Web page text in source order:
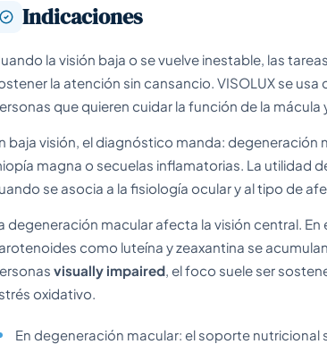
Indicaciones
la visión baja o se vuelve inestable, las
la atención sin cansancio. VISOLUX se
que quieren cuidar la función de la mácula
baja visión, el diagnóstico manda:
magna o secuelas inflamatorias. La utilidad
se asocia a la fisiología ocular y al tipo de
degeneración macular afecta la visión central.
como luteína y zeaxantina se
visually impaired , el foco suele ser
oxidativo.
En degeneración macular: el soporte nutricional